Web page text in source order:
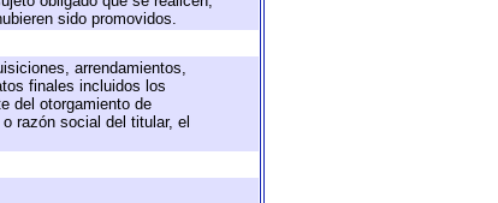
sido promovidos.
arrendamientos,
finales incluidos los
del otorgamiento de
razón social del titular, el